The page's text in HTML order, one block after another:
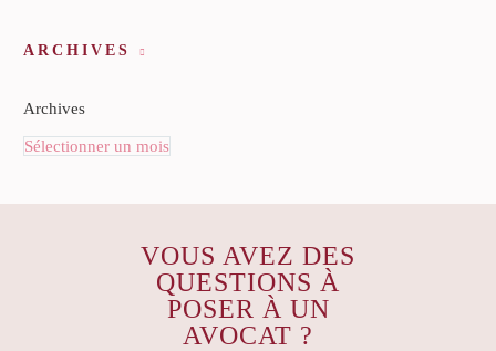
ARCHIVES
Archives
Sélectionner un mois
VOUS AVEZ DES
QUESTIONS À
POSER À UN
AVOCAT ?